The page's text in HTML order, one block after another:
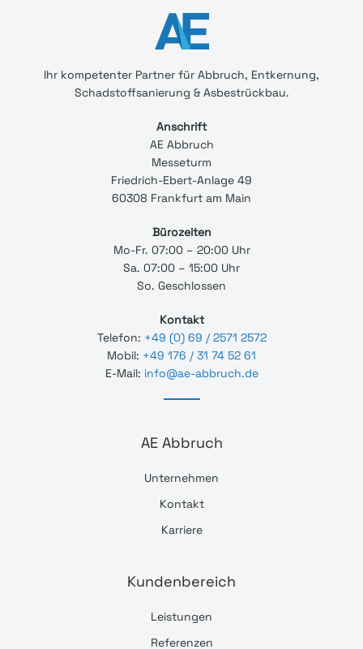
Ihr kompetenter Partner für Abbruch, Entkernung,
Schadstoffsanierung & Asbestrückbau.
Anschrift
AE Abbruch
Messeturm
Friedrich-Ebert-Anlage 49
60308 Frankfurt am Main
Bürozeiten
Mo-Fr. 07:00 – 20:00 Uhr
Sa. 07:00 – 15:00 Uhr
So. Geschlossen
Kontakt
Telefon: +49 (0) 69 / 2571 2572
Mobil: +49 176 / 31 74 52 61
E-Mail: info@ae-abbruch.de
AE Abbruch
Unternehmen
Kontakt
Karriere
Kundenbereich
Leistungen
Referenzen